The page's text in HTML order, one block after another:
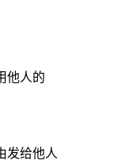
他人的
发给他人